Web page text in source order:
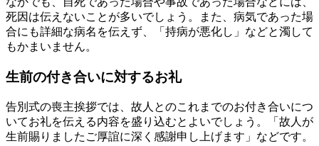
死因は伝えないことが多いでしょう。また、病気であった場
合にも詳細な病名を伝えず、「持病が悪化し」などと濁して
もかまいません。
生前の付き合いに対するお礼
告別式の喪主挨拶では、故人とのこれまでのお付き合いにつ
いてお礼を伝える内容を盛り込むとよいでしょう。「故人が
生前賜りましたご厚誼に深く感謝申し上げます」などです。